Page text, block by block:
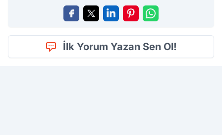
İlk Yorum Yazan Sen Ol!